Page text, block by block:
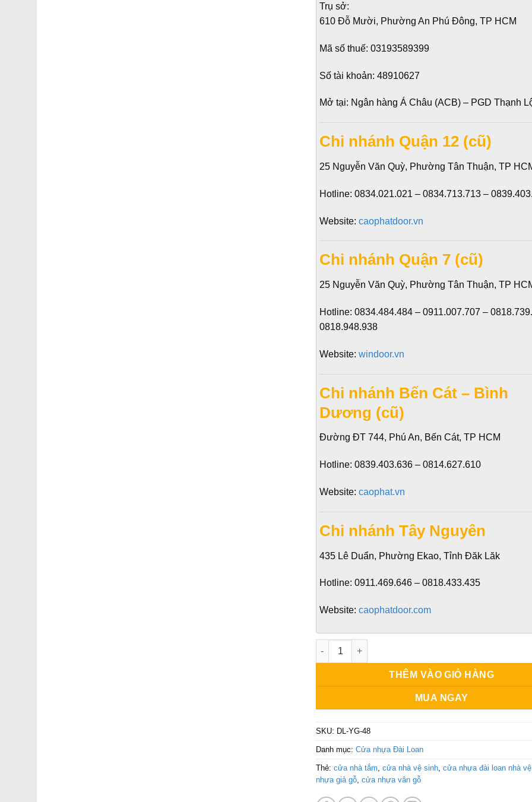
Trụ sở:
610 Đỗ Mười, Phường An Phú Đông, TP HCM
Mã số thuế: 03193589399
Số tài khoản: 48910627
Mở tại: Ngân hàng Á Châu (ACB) – PGD Thạnh
Chi nhánh Quận 12 (cũ)
25 Nguyễn Văn Quỳ, Phường Tân Thuận, TP
Hotline: 0834.021.021 – 0834.713.713 –
Website: caophatdoor.vn
Chi nhánh Quận 7 (cũ)
25 Nguyễn Văn Quỳ, Phường Tân Thuận, TP
Hotline: 0834.484.484 – 0911.007.707 –
0818.948.938
Website: windoor.vn
Chi nhánh Bến Cát – Bình
Dương (cũ)
Đường ĐT 744, Phú An, Bến Cát, TP HCM
Hotline: 0839.403.636 – 0814.627.610
Website: caophat.vn
Chi nhánh Tây Nguyên
435 Lê Duẩn, Phường Ekao, Tỉnh Đăk Lăk
Hotline: 0911.469.646 – 0818.433.435
Website: caophatdoor.com
Cửa nhựa đài loan YK 21 tại bình chánh số lượng
THÊM VÀO GIỎ HÀNG
MUA NGAY
SKU: DL-YG-48
Danh mục: Cửa nhựa Đài Loan
Thẻ: cửa nhà tắm cửa nhà vệ sinh, cửa nhựa đài loan nhà
nhựa giả gỗ, cửa nhựa vân gỗ